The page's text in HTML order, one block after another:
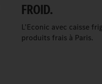
FROID.
L'Econic avec caisse
produits frais à Paris.